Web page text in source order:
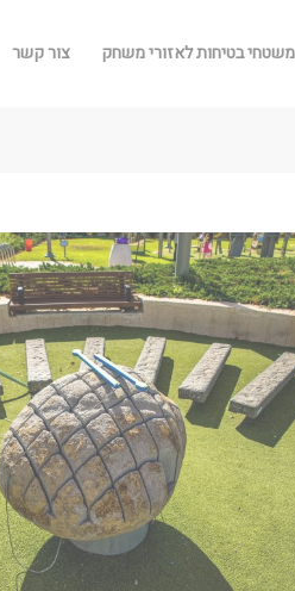
משטחי בטיחות לאזורי משחק צור קשר